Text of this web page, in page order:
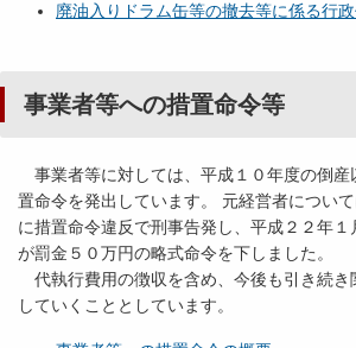
廃油入りドラム缶等の撤去等に係る行
事業者等への措置命令等
事業者等に対しては、平成１０年度の倒産
置命令を発出しています。 元経営者につい
に措置命令違反で刑事告発し、平成２２年
が罰金５０万円の略式命令を下しました。
代執行費用の徴収を含め、今後も引き続き
していくこととしています。